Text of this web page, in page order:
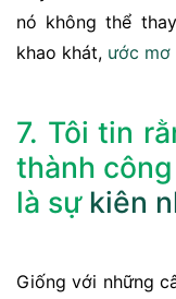
nó không thể
khao khát, ước mơ
7. Tôi tin
thành
là sự kiên
Giống với những